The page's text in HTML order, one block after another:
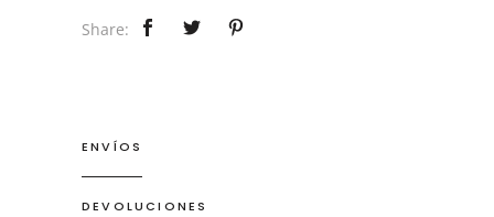
Share:
ENVÍOS
DEVOLUCIONES